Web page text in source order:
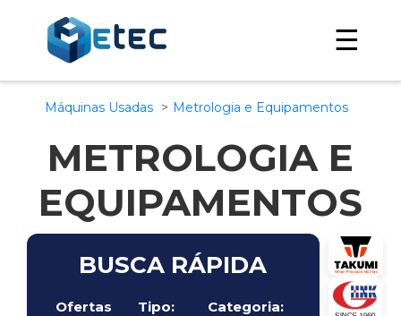
☰
Máquinas Usadas Metrologia e Equipamentos
METROLOGIA E
EQUIPAMENTOS
BUSCA RÁPIDA
Ofertas Tipo: Categoria: